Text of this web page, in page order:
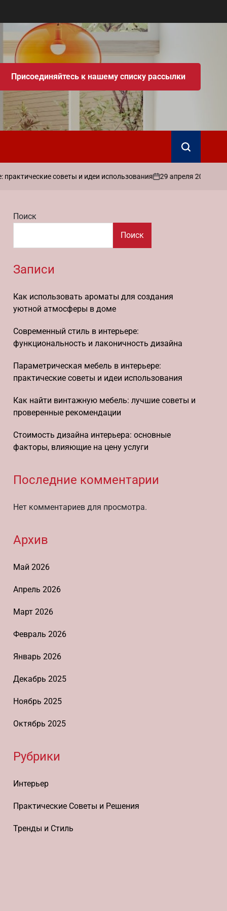
Присоединяйтесь к нашему списку рассылки
Поиск
советы и идеи использования
on
29 апреля 2026
Запись
admin
Поиск
Поиск
Записи
Как использовать ароматы для создания
уютной атмосферы в доме
Современный стиль в интерьере:
функциональность и лаконичность дизайна
Параметрическая мебель в интерьере:
практические советы и идеи использования
Как найти винтажную мебель: лучшие советы и
проверенные рекомендации
Стоимость дизайна интерьера: основные
факторы, влияющие на цену услуги
Последние комментарии
Нет комментариев для просмотра.
Архив
Май 2026
Апрель 2026
Март 2026
Февраль 2026
Январь 2026
Декабрь 2025
Ноябрь 2025
Октябрь 2025
Рубрики
Интерьер
Практические Советы и Решения
Тренды и Стиль